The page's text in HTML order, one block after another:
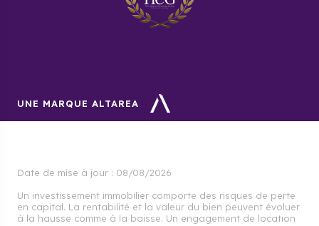
UNE MARQUE ALTAREA
Date de mise à jour : 08/08/2026
Un investissement immobilier comporte des risques de perte
en capital. La rentabilité et la valeur du bien peuvent évoluer
à la hausse comme à la baisse. Un engagement de location